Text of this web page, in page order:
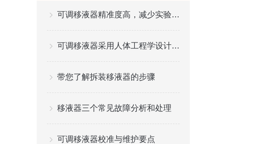
可调移液器精准度高，减少实验误差
可调移液器采用人体工程学设计且工作速度可调节
带您了解拆装移液器的步骤
移液器三个常见故障分析和处理
可调移液器校准与维护要点